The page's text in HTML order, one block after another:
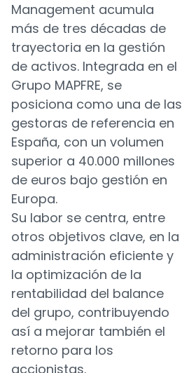
Management acumula
más de tres décadas de
trayectoria en la gestión
de activos. Integrada en el
Grupo MAPFRE, se
posiciona como una de las
gestoras de referencia en
España, con un volumen
superior a 40.000 millones
de euros bajo gestión en
Europa.
Su labor se centra, entre
otros objetivos clave, en la
administración eficiente y
la optimización de la
rentabilidad del balance
del grupo, contribuyendo
así a mejorar también el
retorno para los
accionistas.